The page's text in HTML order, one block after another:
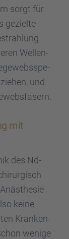
sorgt für
gezielte
Wellen­
und
mit
des Nd-
keine
Kranken­
wenige